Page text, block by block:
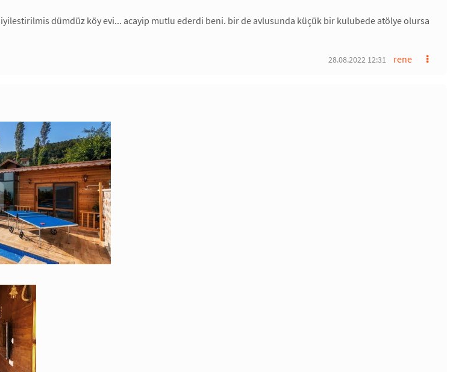
iyilestirilmis dümdüz köy evi... acayip mutlu ederdi beni. bir de avlusunda küçük bir kulubede atölye olursa
rene
28.08.2022 12:31